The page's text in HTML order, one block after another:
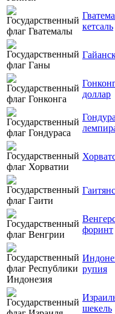
кетсаль
доллар
форинт
рупия
шекель